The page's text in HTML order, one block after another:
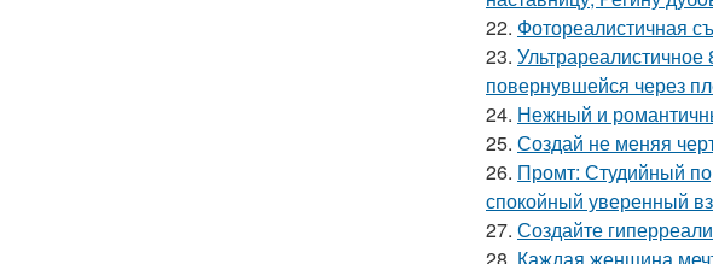
22. Фотореалистичная
23.
повернувшейся через
24. Нежный и
25. Создай не меняя
26. Промт: Студийный
спокойный уверенный
27. Создайте